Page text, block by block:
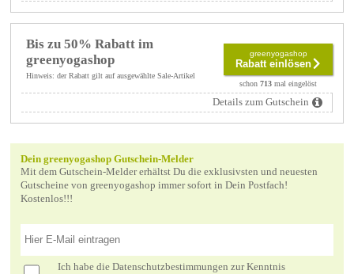
Bis zu 50% Rabatt im
greenyogashop
Hinweis: der Rabatt gilt auf ausgewählte Sale-Artikel
greenyogashop
Rabatt einlösen
schon713 mal eingelöst
Details zum Gutschein
Dein greenyogashop Gutschein-Melder
Mit dem Gutschein-Melder erhältst Du die exklusivsten und neuesten
Gutscheine von greenyogashop immer sofort in Dein Postfach!
Kostenlos!!!
Ich habe die Datenschutzbestimmungen zur Kenntnis